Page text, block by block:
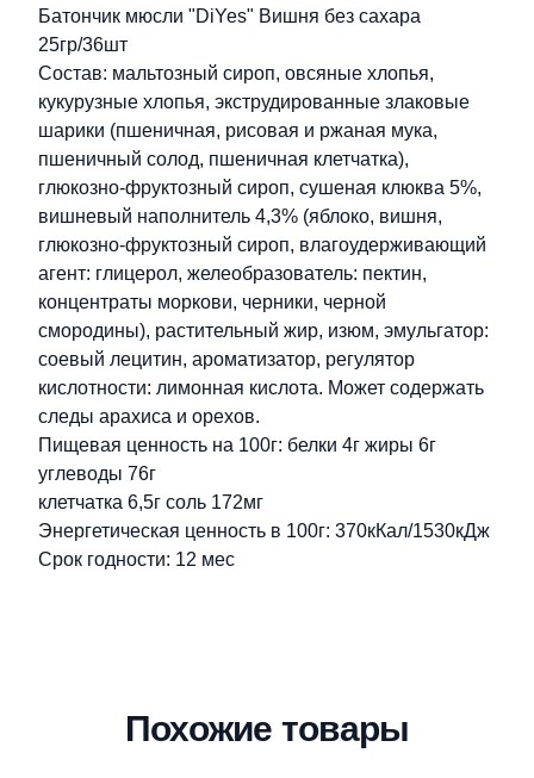
Описание
Батончик мюсли "DiYes" Вишня без сахара
25гр/36шт
Состав: мальтозный сироп, овсяные хлопья,
кукурузные хлопья, экструдированные злаковые
шарики (пшеничная, рисовая и ржаная мука,
пшеничный солод, пшеничная клетчатка),
глюкозно-фруктозный сироп, сушеная клюква 5%,
вишневый наполнитель 4,3% (яблоко, вишня,
глюкозно-фруктозный сироп, влагоудерживающий
агент: глицерол, желеобразователь: пектин,
концентраты моркови, черники, черной
смородины), растительный жир, изюм, эмульгатор:
соевый лецитин, ароматизатор, регулятор
кислотности: лимонная кислота. Может содержать
следы арахиса и орехов.
Пищевая ценность на 100г: белки 4г жиры 6г
углеводы 76г
клетчатка 6,5г соль 172мг
Энергетическая ценность в 100г: 370кКал/1530кДж
Срок годности: 12 мес
Похожие товары